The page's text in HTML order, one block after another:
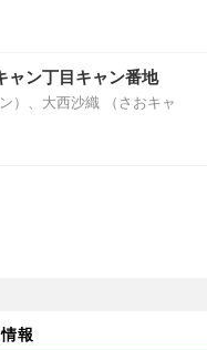
ャン丁目キャン番地
）、大西沙織 （さおキャ
報